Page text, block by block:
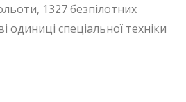
1327 безпілотних
одиниці спеціальної техніки